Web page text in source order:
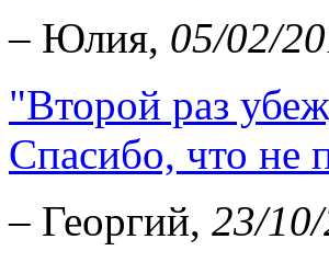
– Юлия, 05/02/
"Второй раз
Спасибо, что не
– Георгий, 23/